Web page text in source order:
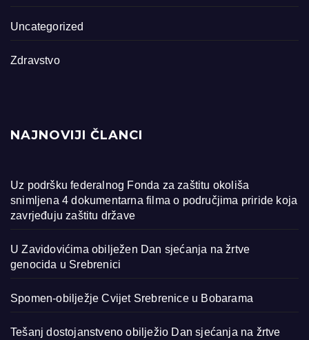
Uncategorized
Zdravstvo
NAJNOVIJI ČLANCI
Uz podršku federalnog Fonda za zaštitu okoliša
snimljena 4 dokumentarna filma o područjima priride koja
zavrjeđuju zaštitu države
U Zavidovićima obilježen Dan sjećanja na žrtve
genocida u Srebrenici
Spomen-obilježje Cvijet Srebrenice u Bobarama
Tešanj dostojanstveno obilježio Dan sjećanja na žrtve